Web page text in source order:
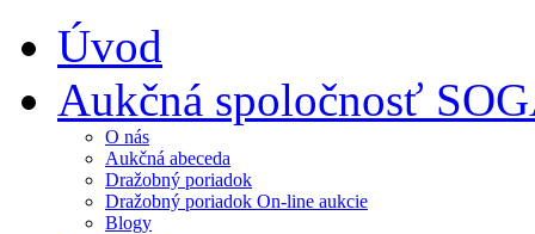
Úvod
Aukčná spoločnosť
O nás
Aukčná abeceda
Dražobný poriadok
Dražobný poriadok On-line aukcie
Blogy